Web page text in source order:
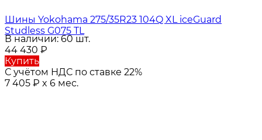
Шины Yokohama 275/35R23 104Q XL iceGuard
Studless G075 TL
В наличии: 60 шт.
44 430 ₽
Купить
С учётом НДС по ставке 22%
7 405 ₽ x 6 мес.